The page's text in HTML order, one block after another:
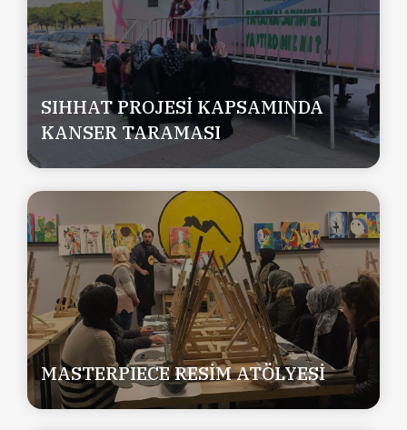
SIHHAT PROJESİ KAPSAMINDA
KANSER TARAMASI
MASTERPIECE RESİM ATÖLYESİ